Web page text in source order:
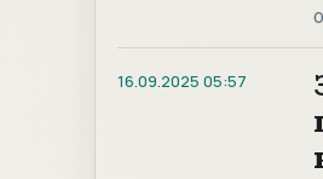
16.09.2025 05:57